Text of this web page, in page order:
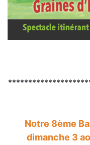
Notre 8ème
dimanche 3